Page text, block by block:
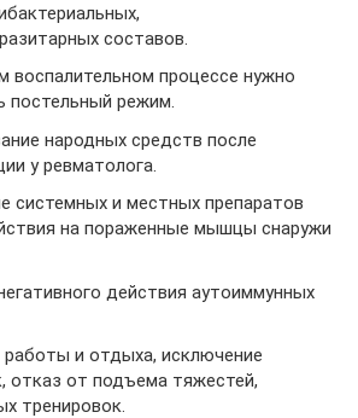
составов.
воспалительном процессе нужно
постельный режим.
народных средств после
у ревматолога.
системных и местных препаратов
на пораженные мышцы снаружи
действия аутоиммунных
работы и отдыха, исключение
отказ от подъема тяжестей,
тренировок.